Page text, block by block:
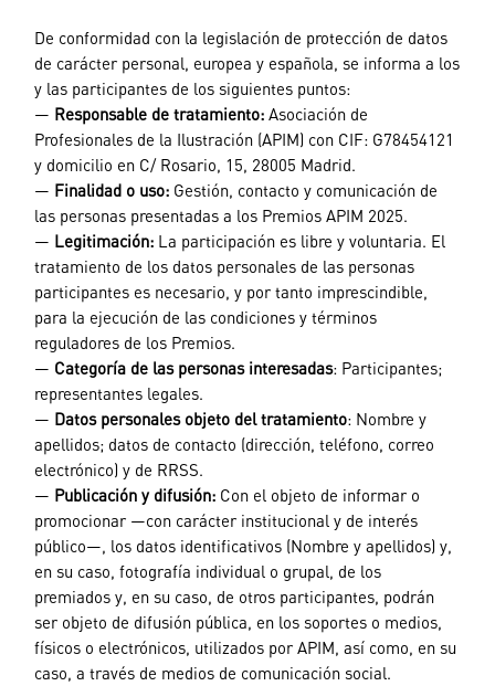
De conformidad con la legislación de protección de datos
de carácter personal, europea y española, se informa a los
y las participantes de los siguientes puntos:
— Responsable de tratamiento: Asociación de
Profesionales de la Ilustración (APIM) con CIF: G78454121
y domicilio en C/ Rosario, 15, 28005 Madrid.
— Finalidad o uso: Gestión, contacto y comunicación de
las personas presentadas a los Premios APIM 2025.
— Legitimación: La participación es libre y voluntaria. El
tratamiento de los datos personales de las personas
participantes es necesario, y por tanto imprescindible,
para la ejecución de las condiciones y términos
reguladores de los Premios.
— Categoría de las personas interesadas: Participantes;
representantes legales.
— Datos personales objeto del tratamiento: Nombre y
apellidos; datos de contacto (dirección, teléfono, correo
electrónico) y de RRSS.
— Publicación y difusión: Con el objeto de informar o
promocionar —con carácter institucional y de interés
público—, los datos identificativos (Nombre y apellidos) y,
en su caso, fotografía individual o grupal, de los
premiados y, en su caso, de otros participantes, podrán
ser objeto de difusión pública, en los soportes o medios,
físicos o electrónicos, utilizados por APIM, así como, en su
caso, a través de medios de comunicación social.